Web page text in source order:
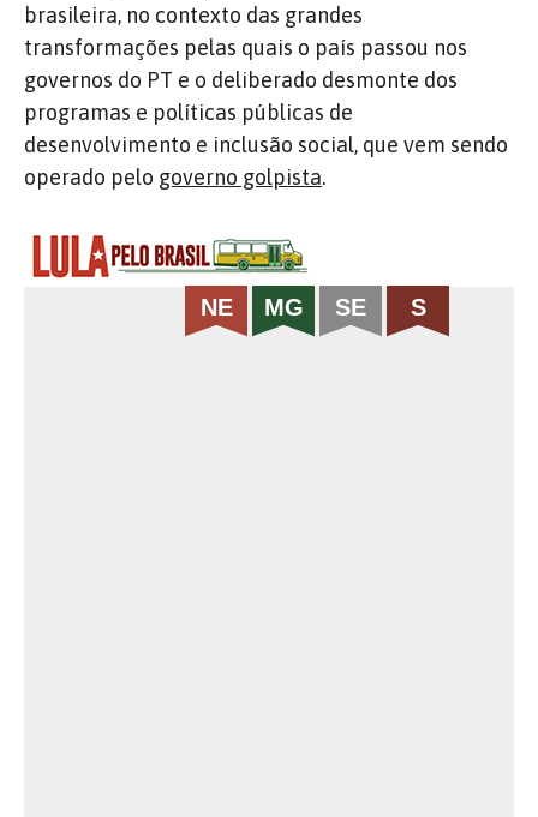
brasileira, no contexto das grandes
transformações pelas quais o país passou nos
governos do PT e o deliberado desmonte dos
programas e políticas públicas de
desenvolvimento e inclusão social, que vem sendo
operado pelo governo golpista.